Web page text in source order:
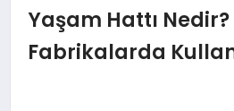
EKONOMI
MAGAZIN
Yaşam Hattı
Fabrikalarda